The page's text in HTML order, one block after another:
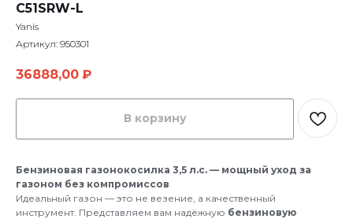
C51SRW-L
Yanis
Артикул: 950301
36888,00 ₽
В корзину
Бензиновая газонокосилка 3,5 л.с. — мощный уход за
газоном без компромиссов
Идеальный газон — это не везение, а качественный
инструмент. Представляем вам надёжную бензиновую